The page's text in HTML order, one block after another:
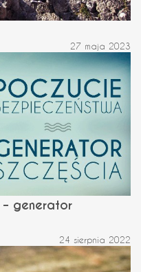
27 maja 2023
generator
24 sierpnia 2022